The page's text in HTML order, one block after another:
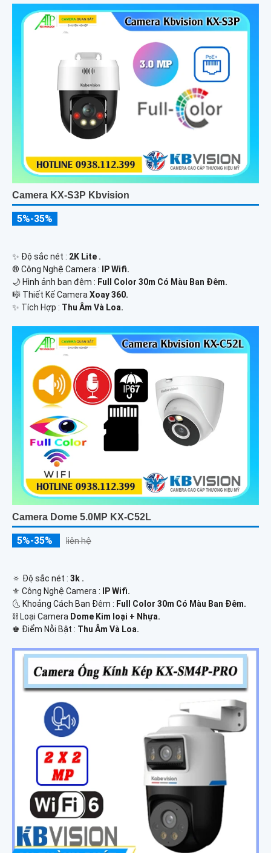
Camera KX-S3P Kbvision
5%-35%
✨ Độ sắc nét : 2K Lite .
®️ Công Nghệ Camera :
IP Wifi.
🌙 Hình ảnh ban đêm : Full Color 30m Có Màu Ban Ðêm.
🎼️ Thiết Kế Camera Xoay 360.
️✨ Tích Hợp : Thu Âm Và Loa.
Camera Dome 5.0MP KX-C52L
5%-35% liên hệ
🔅 Độ sắc nét : 3k .
⚜️ Công Nghệ Camera :
IP Wifi.
🌜 Khoảng Cách Ban Đêm : Full Color 30m Có Màu Ban Ðêm.
⛓ Loại Camera Dome Kim loại + Nhựa.
️♚ Điểm Nỗi Bật : Thu Âm Và Loa.